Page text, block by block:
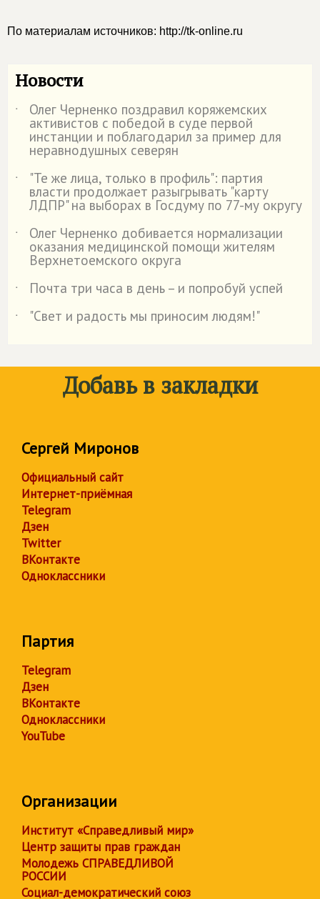
По материалам источников: http://tk-online.ru
Новости
˙ Олег Черненко поздравил коряжемских
активистов с победой в суде первой
инстанции и поблагодарил за пример для
неравнодушных северян
˙
"Те же лица, только в профиль": партия
власти продолжает разыгрывать "карту
ЛДПР" на выборах в Госдуму по 77-му округу
˙
Олег Черненко добивается нормализации
оказания медицинской помощи жителям
Верхнетоемского округа
˙
Почта три часа в день – и попробуй успей
˙
"Свет и радость мы приносим людям!"
Добавь в закладки
Сергей Миронов
Официальный сайт
Интернет-приёмная
Telegram
Дзен
Twitter
ВКонтакте
Одноклассники
Партия
Telegram
Дзен
ВКонтакте
Одноклассники
YouTube
Организации
Институт «Справедливый мир»
Центр защиты прав граждан
Молодежь СПРАВЕДЛИВОЙ
РОССИИ
Социал-демократический союз